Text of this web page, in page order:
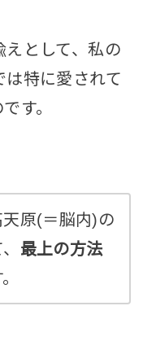
えとして、私の
は特に愛されて
す。
原(＝脳内)の
最上の方法